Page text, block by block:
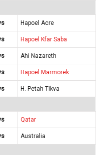
Hapoel Acre
Hapoel Kfar Saba
Ahi Nazareth
Hapoel Marmorek
H. Petah Tikva
Qatar
Australia